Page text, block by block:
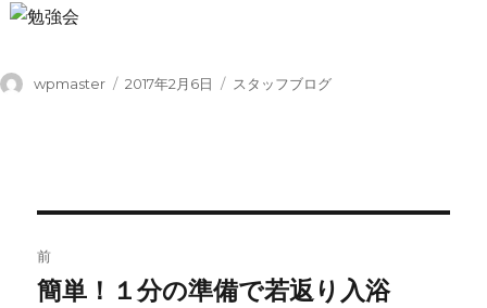
投
wpmaster
投
2017年2月6日
カ
スタッフブログ
稿
前
前
簡単！１分の準備で若返り入浴